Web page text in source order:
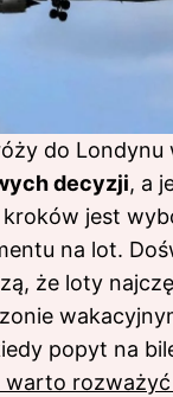
do Londynu
decyzji, a
jest
na lot.
że loty
popyt na
warto